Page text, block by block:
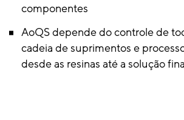
componentes
AoQS depende do controle de
cadeia de suprimentos e
desde as resinas até a solução